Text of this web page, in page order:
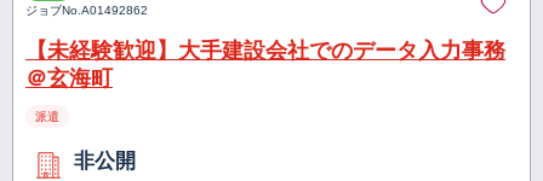
ジョブNo.A01492862
【未経験歓迎】大手建設会社でのデータ入力事務
＠玄海町
派遣
非公開